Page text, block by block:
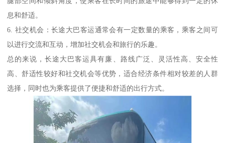
息和舒适。
6. 社交机会：长途大巴客运通常会有一定数量的乘客，乘客之间可
以进行交流和互动，增加社交机会和旅行的乐趣。
总的来说，长途大巴客运具有廉、路线广泛、灵活性高、安全性
高、舒适性较好和社交机会等优势，适合经济条件相对较差的人群
选择，同时也为乘客提供了便捷和舒适的出行方式。